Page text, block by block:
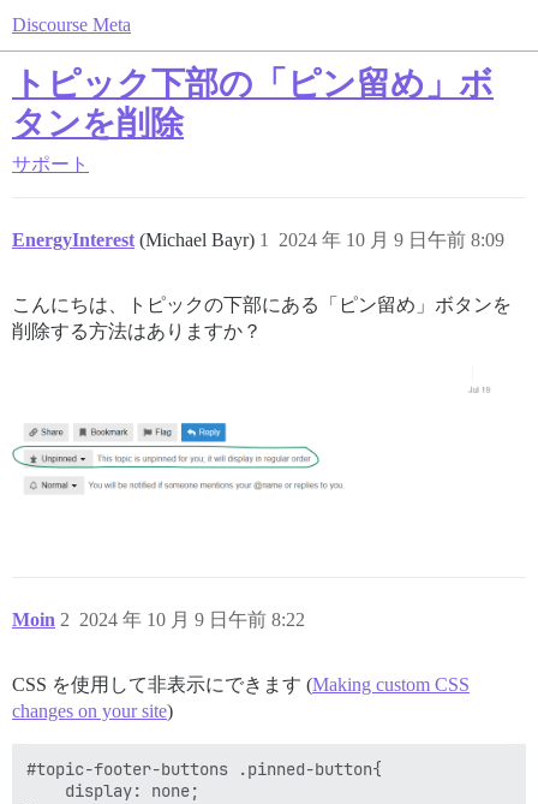
Discourse Meta
トピック下部の「ピン留め」ボ
タンを削除
サポート
EnergyInterest (Michael Bayr) 2024 年 10 月 9 日午前 8:09
1
こんにちは、トピックの下部にある「ピン留め」ボタンを
削除する方法はありますか？
Moin 2024 年 10 月 9 日午前 8:22
2
CSS を使用して非表示にできます (Making custom CSS
changes on your site)
#topic-footer-buttons .pinned-button{
    display: none;